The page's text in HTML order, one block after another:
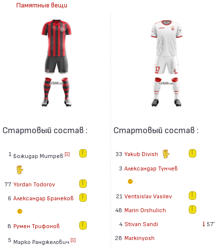
Памятные вещи
Стартовый состав :
1 Божидар Митрев [1]
77 Yordan Todorov
6 Александар Бранеков
8 Румен Трифонов
5 Марко Ранджелович [1]
Стартовый состав :
33 Yakub Divish
3 Александар Тунчев
21 Ventsislav Vasilev
48 Marin Orshulich
4 Stivan Sandi
57′
28 Markinyosh